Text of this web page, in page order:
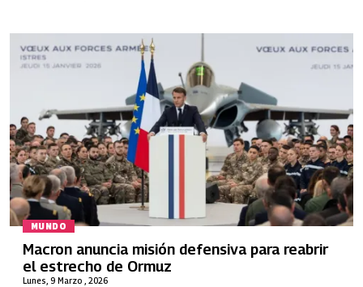
MUNDO
Lunes, 9 Marzo , 2026
Macron anuncia misión defensiva para reabrir
el estrecho de Ormuz